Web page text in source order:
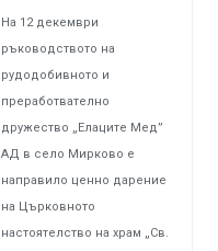
На 12 декември
ръководството на
рудодобивното и
преработвателно
дружество „Елаците Мед”
АД в село Мирково е
направило ценно дарение
на Църковното
настоятелство на храм „Св.